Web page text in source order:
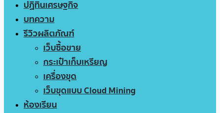
ปฏิทินเศรษฐกิจ
บทความ
รีวิวผลิตภัณฑ์
เว็บซื้อขาย
กระเป๋าเก็บเหรียญ
เครื่องขุด
เว็บขุดแบบ Cloud Mining
ห้องเรียน